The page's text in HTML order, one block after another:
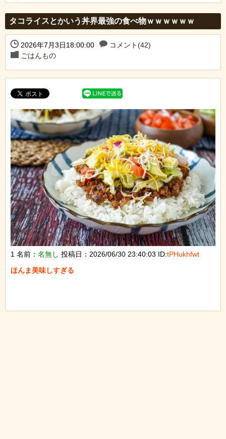
タコライスとかいう丼界最強の食べ物ｗｗｗｗｗｗ
2026年7月3日18:00:00
コメント(42)
ごはんもの
1 名前： 名無し 投稿日：2026/06/30 23:40:03 ID:tPHukhfwt
ほんま美味しすぎる